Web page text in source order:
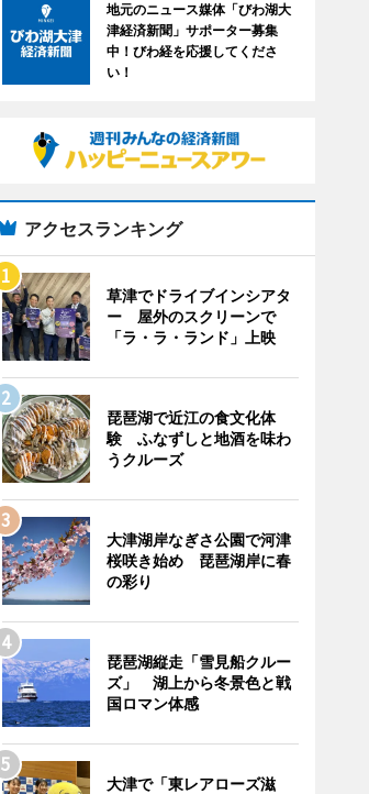
地元のニュース媒体「びわ湖大
津経済新聞」サポーター募集
中！びわ経を応援してくださ
い！
アクセスランキング
草津でドライブインシアタ
ー 屋外のスクリーンで
「ラ・ラ・ランド」上映
琵琶湖で近江の食文化体
験 ふなずしと地酒を味わ
うクルーズ
大津湖岸なぎさ公園で河津
桜咲き始め 琵琶湖岸に春
の彩り
琵琶湖縦走「雪見船クルー
ズ」 湖上から冬景色と戦
国ロマン体感
大津で「東レアローズ滋